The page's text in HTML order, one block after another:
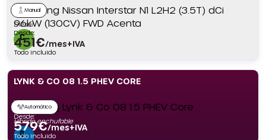
Manual
Diésel
Desde:
451€/mes+IVA
Todo incluido
LYNK & CO 08 1.5 PHEV CORE
Automático
Híbrido enchufable
Desde:
579€/mes+IVA
Todo incluido